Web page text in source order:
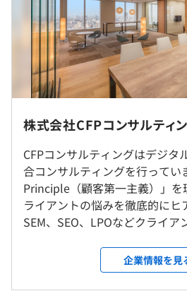
・資格取得手当
・オンライン学習環境
・外部セミナー参加可
Chef、Puppet、Docker、AWS
Ansible、Kubernetes
就業場所の変更範囲
＜雇入時＞
東京本社、および自宅
＜変更範囲＞
会社の定める場所（テレワーク
受動喫煙防止措置に関する事項
【毎月昇給のチャンス！】
各部署で明確に評価基準が設けら
毎月データ・数値を換算し、メン
れ、給与に反映。
マネージメントスキルや、コミュ
ど、一見数値にしにくい個人の能
る環境です。
（※想定年収は年収提示額を保証する
休憩時間：休憩60分 ※昼食時間
株式会社CFPコンサルティ
CFPコンサルティングはデジタ
合コンサルティングを行っています。 「
Principle（顧客第一主義）」を
ライアントの悩みを徹底的にヒ
SEM、SEO、LPOなどクライ
を最大化させるサービスを提供して
アントの成果にフォーカスし続
の売上・利益は右肩上がりを実
企業情報を見